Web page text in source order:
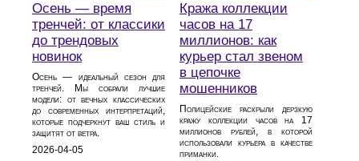
Осень — время
тренчей: от классики
до трендовых
новинок
Осень — идеальный сезон для
тренчей. Мы собрали лучшие
модели: от вечных классических
до современных интерпретаций,
которые подчеркнут ваш стиль и
защитят от ветра.
2026-04-05
Кража коллекции
часов на 17
миллионов: как
курьер стал звеном
в цепочке
мошенников
Полицейские раскрыли дерзкую
кражу коллекции часов на 17
миллионов рублей, в которой
использовали курьера в качестве
приманки.